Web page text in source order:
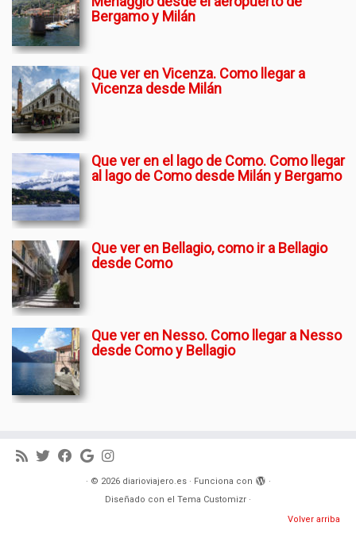
Bergamo y Milán
Que ver en Vicenza. Como llegar a
Vicenza desde Milán
Que ver en el lago de Como. Como llegar
al lago de Como desde Milán y Bergamo
Que ver en Bellagio, como ir a Bellagio
desde Como
Que ver en Nesso. Como llegar a Nesso
desde Como y Bellagio
· © 2026 diarioviajero.es· Funciona con
·
Diseñado con el Tema Customizr ·
Volver arriba